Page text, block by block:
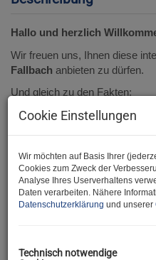
Hallo und herzlich
Wir freuen uns, Ihnen diese
Fallbach anbieten zu dürfen.
Und gleich zu den Fakten:
Dieses großzügige Wohnhaus
Die Liegenschaft verfügt über:
-)4 Schlafzimmer(2 davon
-)Wohn-Esszimmer
-)2 WC
Cookie Einstellungen
Wir möchten auf Basis Ihrer
Cookies zum Zweck der
Analyse Ihres Userverhaltens
Daten verarbeiten. Nähere
Datenschutzerklärung und unserer
Technisch notwendige